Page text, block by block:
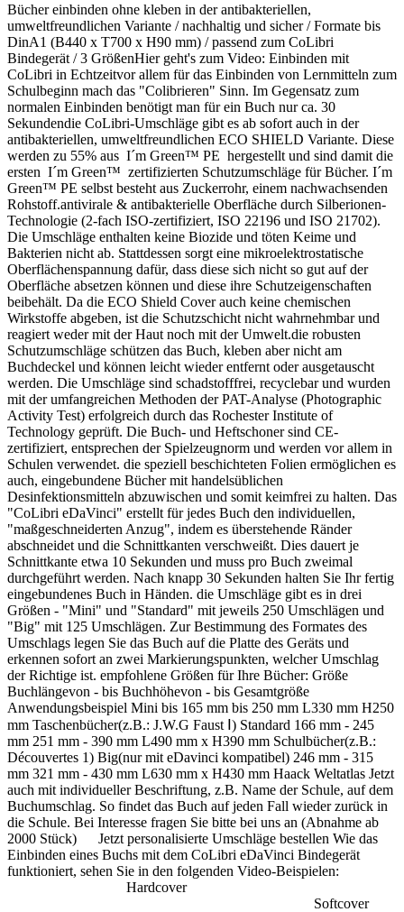
Bücher einbinden ohne kleben in der antibakteriellen,
umweltfreundlichen Variante / nachhaltig und sicher / Formate bis
DinA1 (B440 x T700 x H90 mm) / passend zum CoLibri
Bindegerät / 3 GrößenHier geht's zum Video: Einbinden mit
CoLibri in Echtzeitvor allem für das Einbinden von Lernmitteln zum
Schulbeginn mach das "Colibrieren" Sinn. Im Gegensatz zum
normalen Einbinden benötigt man für ein Buch nur ca. 30
Sekundendie CoLibri-Umschläge gibt es ab sofort auch in der
antibakteriellen, umweltfreundlichen ECO SHIELD Variante. Diese
werden zu 55% aus I´m Green™ PE hergestellt und sind damit die
ersten I´m Green™ zertifizierten Schutzumschläge für Bücher. I´m
Green™ PE selbst besteht aus Zuckerrohr, einem nachwachsenden
Rohstoff.antivirale & antibakterielle Oberfläche durch Silberionen-
Technologie (2-fach ISO-zertifiziert, ISO 22196 und ISO 21702).
Die Umschläge enthalten keine Biozide und töten Keime und
Bakterien nicht ab. Stattdessen sorgt eine mikroelektrostatische
Oberflächenspannung dafür, dass diese sich nicht so gut auf der
Oberfläche absetzen können und diese ihre Schutzeigenschaften
beibehält. Da die ECO Shield Cover auch keine chemischen
Wirkstoffe abgeben, ist die Schutzschicht nicht wahrnehmbar und
reagiert weder mit der Haut noch mit der Umwelt.die robusten
Schutzumschläge schützen das Buch, kleben aber nicht am
Buchdeckel und können leicht wieder entfernt oder ausgetauscht
werden. Die Umschläge sind schadstofffrei, recyclebar und wurden
mit der umfangreichen Methoden der PAT-Analyse (Photographic
Activity Test) erfolgreich durch das Rochester Institute of
Technology geprüft. Die Buch- und Heftschoner sind CE-
zertifiziert, entsprechen der Spielzeugnorm und werden vor allem in
Schulen verwendet. die speziell beschichteten Folien ermöglichen es
auch, eingebundene Bücher mit handelsüblichen
Desinfektionsmitteln abzuwischen und somit keimfrei zu halten. Das
"CoLibri eDaVinci" erstellt für jedes Buch den individuellen,
"maßgeschneiderten Anzug", indem es überstehende Ränder
abschneidet und die Schnittkanten verschweißt. Dies dauert je
Schnittkante etwa 10 Sekunden und muss pro Buch zweimal
durchgeführt werden. Nach knapp 30 Sekunden halten Sie Ihr fertig
eingebundenes Buch in Händen. die Umschläge gibt es in drei
Größen - "Mini" und "Standard" mit jeweils 250 Umschlägen und
"Big" mit 125 Umschlägen. Zur Bestimmung des Formates des
Umschlags legen Sie das Buch auf die Platte des Geräts und
erkennen sofort an zwei Markierungspunkten, welcher Umschlag
der Richtige ist. empfohlene Größen für Ihre Bücher: Größe
Buchlängevon - bis Buchhöhevon - bis Gesamtgröße
Anwendungsbeispiel Mini bis 165 mm bis 250 mm L330 mm H250
mm Taschenbücher(z.B.: J.W.G Faust Ⅰ) Standard 166 mm - 245
mm 251 mm - 390 mm L490 mm x H390 mm Schulbücher(z.B.:
Découvertes 1) Big(nur mit eDavinci kompatibel) 246 mm - 315
mm 321 mm - 430 mm L630 mm x H430 mm Haack Weltatlas Jetzt
auch mit individueller Beschriftung, z.B. Name der Schule, auf dem
Buchumschlag. So findet das Buch auf jeden Fall wieder zurück in
die Schule. Bei Interesse fragen Sie bitte bei uns an (Abnahme ab
2000 Stück) Jetzt personalisierte Umschläge bestellen Wie das
Einbinden eines Buchs mit dem CoLibri eDaVinci Bindegerät
funktioniert, sehen Sie in den folgenden Video-Beispielen:
Hardcover
Softcover